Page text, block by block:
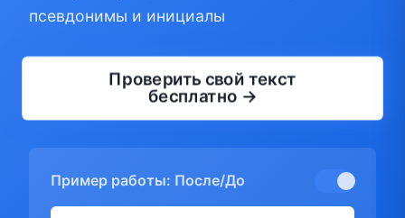
псевдонимы и инициалы
Проверить свой текст
бесплатно →
Пример работы: После/До